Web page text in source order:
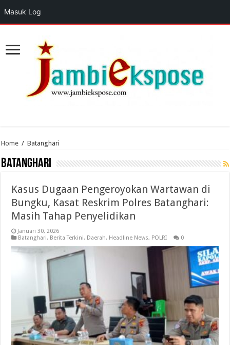
Home / Batanghari
Batanghari
Kasus Dugaan Pengeroyokan Wartawan di
Bungku, Kasat Reskrim Polres Batanghari:
Masih Tahap Penyelidikan
Januari 30, 2026
Batanghari, Berita Terkini, Daerah, Headline News, POLRI 0
Masuk Log